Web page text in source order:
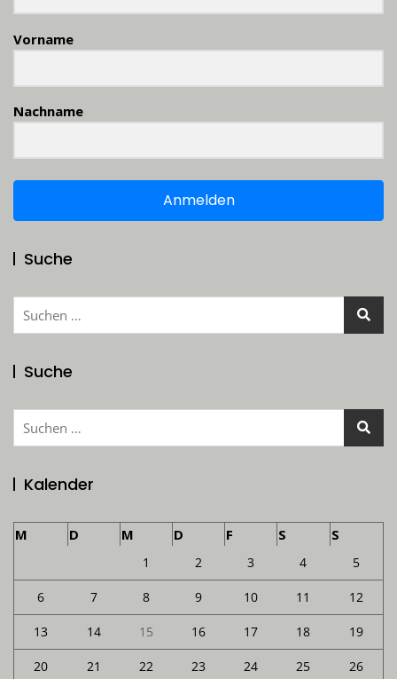
Vorname
Nachname
Anmelden
Suche
Suchen
Suche
Suchen
Kalender
M D M D F S S
1 2 3 4 5
6 7 8 9 10 11 12
13 14 15 16 17 18 19
20 21 22 23 24 25 26